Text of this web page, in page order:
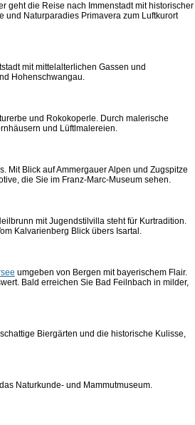
geht die Reise nach Immenstadt mit historischer
und Naturparadies Primavera zum Luftkurort
mit mittelalterlichen Gassen und
Hohenschwangau.
und Rokokoperle. Durch malerische
und Lüftlmalereien.
Mit Blick auf Ammergauer Alpen und Zugspitze
die Sie im Franz-Marc-Museum sehen.
mit Jugendstilvilla steht für Kurtradition.
Kalvarienberg Blick übers Isartal.
umgeben von Bergen mit bayerischem Flair.
Bald erreichen Sie Bad Feilnbach in milder,
Biergärten und die historische Kulisse,
Naturkunde- und Mammutmuseum.